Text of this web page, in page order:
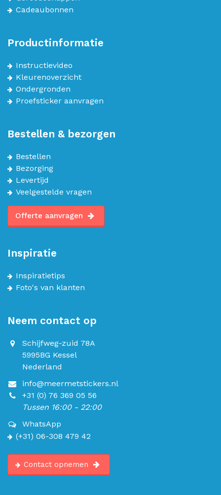
Cadeaubonnen
Productinformatie
Instructievideo
Kleurenoverzicht
Ondergronden
Proefsticker aanvragen
Bestellen & bezorgen
Bestellen
Bezorging
Levertijd
Veelgestelde vragen
Offerte aanvragen
Inspiratie
Inspiratietips
Foto's van klanten
Neem contact op
Schijfweg-zuid 78A
5995BG Kessel
Nederland
info@meermetstickers.nl
+31 (0) 76 369 05 56
Tussen 16:00 - 22:00
WhatsApp
(+31) 06-308 479 42
Contact opnemen